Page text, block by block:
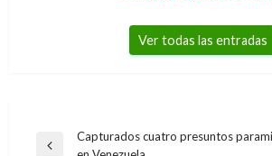
Ver todas las entradas
Navegación
Entrada
Capturados cuatro presuntos